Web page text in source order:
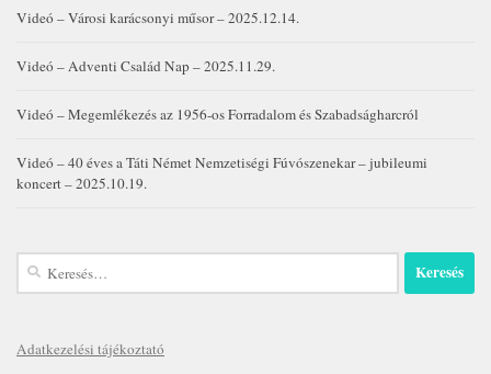
Videó – Városi karácsonyi műsor – 2025.12.14.
Videó – Adventi Család Nap – 2025.11.29.
Videó – Megemlékezés az 1956-os Forradalom és Szabadságharcról
Videó – 40 éves a Táti Német Nemzetiségi Fúvószenekar – jubileumi
koncert – 2025.10.19.
Keresés:
Adatkezelési tájékoztató